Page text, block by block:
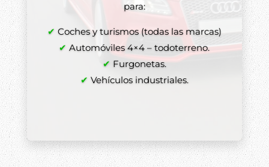
para:
✔ Coches y turismos (todas las marcas)
✔ Automóviles 4×4 – todoterreno.
✔ Furgonetas.
✔ Vehículos industriales.